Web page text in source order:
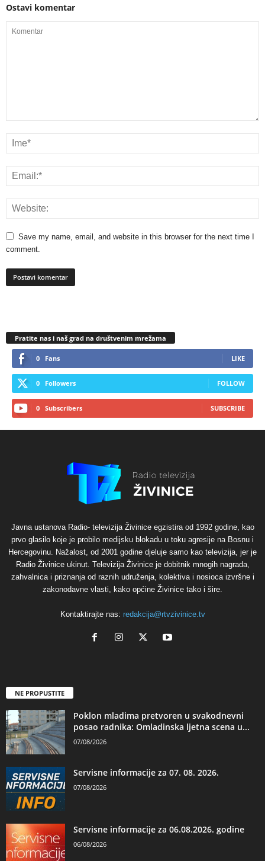
Ostavi komentar
Save my name, email, and website in this browser for the next time I
comment.
Pratite nas i naš grad na društvenim mrežama
0 Fans LIKE
0 Followers FOLLOW
0 Subscribers SUBSCRIBE
Javna ustanova Radio- televizija Živinice egzistira od 1992 godine, kao
prvo glasilo koje je probilo medijsku blokadu u toku agresije na Bosnu i
Hercegovinu. Nažalost, od 2001 godine djeluje samo kao televizija, jer je
Radio Živinice ukinut. Televizija Živinice je dobitnik mnogih nagrada,
zahvalnica i priznanja od raznih udruženja, kolektiva i nosioca izvršne i
zakonodavne vlasti, kako općine Živinice tako i šire.
Kontaktirajte nas: redakcija@rtvzivinice.tv
NE PROPUSTITE
Poklon mladima pretvoren u svakodnevni
posao radnika: Omladinska ljetna scena u...
07/08/2026
Servisne informacije za 07. 08. 2026.
07/08/2026
Servisne informacije za 06.08.2026. godine
06/08/2026